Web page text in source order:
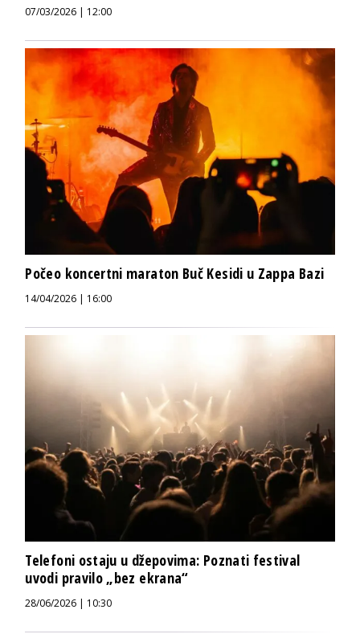
07/03/2026 | 12:00
Počeo koncertni maraton Buč Kesidi u Zappa Bazi
14/04/2026 | 16:00
Telefoni ostaju u džepovima: Poznati festival
uvodi pravilo „bez ekrana“
28/06/2026 | 10:30